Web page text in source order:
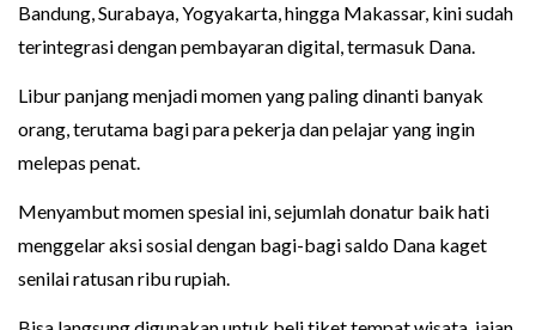
Bandung, Surabaya, Yogyakarta, hingga Makassar, kini sudah
terintegrasi dengan pembayaran digital, termasuk Dana.
Libur panjang menjadi momen yang paling dinanti banyak
orang, terutama bagi para pekerja dan pelajar yang ingin
melepas penat.
Menyambut momen spesial ini, sejumlah donatur baik hati
menggelar aksi sosial dengan bagi-bagi saldo Dana kaget
senilai ratusan ribu rupiah.